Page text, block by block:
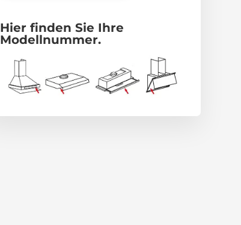
Hier finden Sie Ihre
Modellnummer.